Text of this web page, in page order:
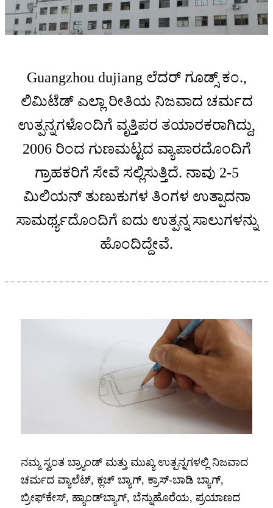
Guangzhou dujiang ಲೆದರ್ ಗೂಡ್ಸ್ ಕಂ.,
ಲಿಮಿಟೆಡ್ ಎಲ್ಲಾ ರೀತಿಯ ನಿಜವಾದ ಚರ್ಮದ
ಉತ್ಪನ್ನಗಳೊಂದಿಗೆ ವೃತ್ತಿಪರ ತಯಾರಕರಾಗಿದ್ದು,
2006 ರಿಂದ ಗುಣಮಟ್ಟದ ವ್ಯಾಪಾರದೊಂದಿಗೆ
ಗ್ರಾಹಕರಿಗೆ ಸೇವೆ ಸಲ್ಲಿಸುತ್ತಿದೆ. ನಾವು 2-5
ಮಿಲಿಯನ್ ತುಣುಕುಗಳ ತಿಂಗಳ ಉತ್ಪಾದನಾ
ಸಾಮರ್ಥ್ಯದೊಂದಿಗೆ ಐದು ಉತ್ಪನ್ನ ಸಾಲುಗಳನ್ನು
ಹೊಂದಿದ್ದೇವೆ.
ನಮ್ಮ ಸ್ವಂತ ಬ್ರ್ಯಾಂಡ್ ಮತ್ತು ಮುಖ್ಯ ಉತ್ಪನ್ನಗಳಲ್ಲಿ ನಿಜವಾದ
ಚರ್ಮದ ವ್ಯಾಲೆಟ್, ಕ್ಲಚ್ ಬ್ಯಾಗ್, ಕ್ರಾಸ್-ಬಾಡಿ ಬ್ಯಾಗ್,
ಬ್ರೀಫ್‌ಕೇಸ್, ಹ್ಯಾಂಡ್‌ಬ್ಯಾಗ್, ಬೆನ್ನುಹೊರೆಯ, ಪ್ರಯಾಣದ